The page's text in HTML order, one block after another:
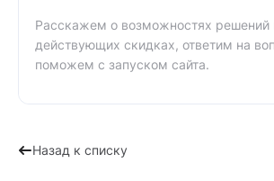
Расскажем о возможностях решений
действующих скидках, ответим на
поможем с запуском сайта.
Назад к списку